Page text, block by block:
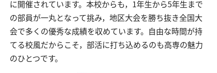
に開催されています。本校からも，1年生から5年生まで
の部員が一丸となって挑み，地区大会を勝ち抜き全国大
会で多くの優秀な成績を収めています。自由な時間が持
てる校風だからこそ，部活に打ち込めるのも高専の魅力
のひとつです。